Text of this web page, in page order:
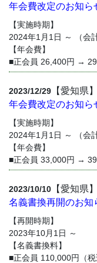
年会費改定のお知ら
【実施時期】
2024年1月1日 ～ （会
【年会費】
■正会員 26,400円 →
2023/12/29 【愛知県】
年会費改定のお知ら
【実施時期】
2024年1月1日 ～ （会
【年会費】
■正会員 33,000円 →
2023/10/10 【愛知県】
名義書換再開のお知
【再開時期】
2023年10月1日 ～
【名義書換料】
■正会員 110,000円（税